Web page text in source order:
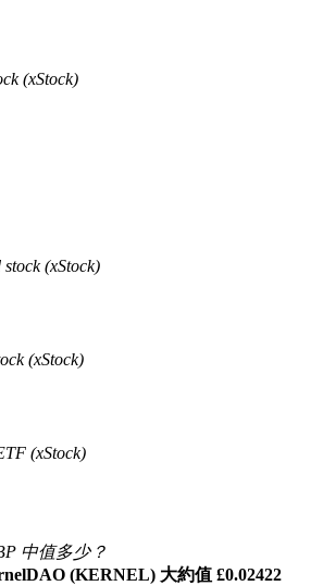
收入
(xStock)
(xStock)
(xStock)
(xStock)
中值多少？
(KERNEL) 大約值 £0.02422